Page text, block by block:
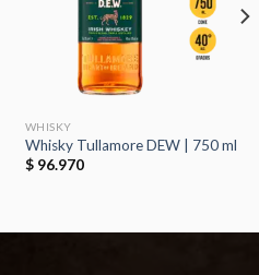
WHISKY
Whisky Tullamore DEW | 750 ml
$96.970